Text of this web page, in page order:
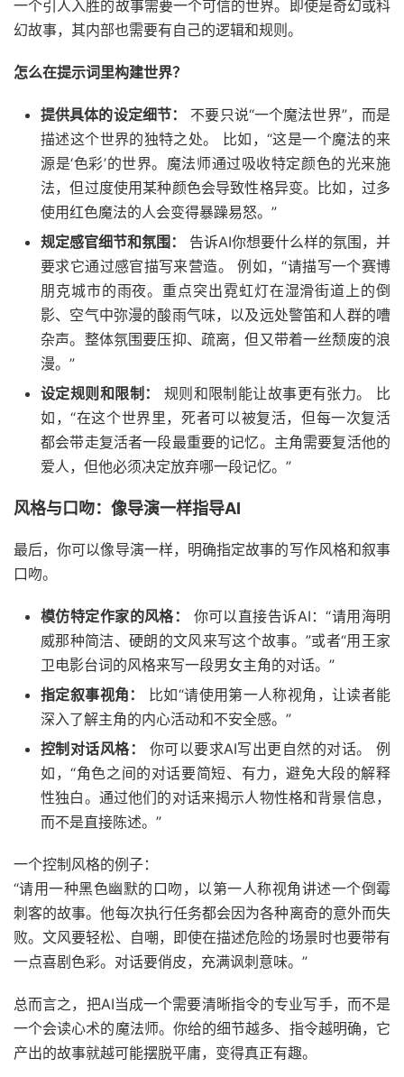
一个引人入胜的故事需要一个可信的世界。即使是奇幻或科
幻故事，其内部也需要有自己的逻辑和规则。
怎么在提示词里构建世界？
提供具体的设定细节：
不要只说“一个魔法世界”，而是
描述这个世界的独特之处。 比如，“这是一个魔法的来
源是‘色彩’的世界。魔法师通过吸收特定颜色的光来施
法，但过度使用某种颜色会导致性格异变。比如，过多
使用红色魔法的人会变得暴躁易怒。”
规定感官细节和氛围：
告诉AI你想要什么样的氛围，并
要求它通过感官描写来营造。 例如，“请描写一个赛博
朋克城市的雨夜。重点突出霓虹灯在湿滑街道上的倒
影、空气中弥漫的酸雨气味，以及远处警笛和人群的嘈
杂声。整体氛围要压抑、疏离，但又带着一丝颓废的浪
漫。”
设定规则和限制：
规则和限制能让故事更有张力。 比
如，“在这个世界里，死者可以被复活，但每一次复活
都会带走复活者一段最重要的记忆。主角需要复活他的
爱人，但他必须决定放弃哪一段记忆。”
风格与口吻：像导演一样指导AI
最后，你可以像导演一样，明确指定故事的写作风格和叙事
口吻。
模仿特定作家的风格：
你可以直接告诉AI：“请用海明
威那种简洁、硬朗的文风来写这个故事。”或者“用王家
卫电影台词的风格来写一段男女主角的对话。”
指定叙事视角：
比如“请使用第一人称视角，让读者能
深入了解主角的内心活动和不安全感。”
控制对话风格：
你可以要求AI写出更自然的对话。 例
如，“角色之间的对话要简短、有力，避免大段的解释
性独白。通过他们的对话来揭示人物性格和背景信息，
而不是直接陈述。”
一个控制风格的例子：
“请用一种黑色幽默的口吻，以第一人称视角讲述一个倒霉
刺客的故事。他每次执行任务都会因为各种离奇的意外而失
败。文风要轻松、自嘲，即使在描述危险的场景时也要带有
一点喜剧色彩。对话要俏皮，充满讽刺意味。”
总而言之，把AI当成一个需要清晰指令的专业写手，而不是
一个会读心术的魔法师。你给的细节越多、指令越明确，它
产出的故事就越可能摆脱平庸，变得真正有趣。